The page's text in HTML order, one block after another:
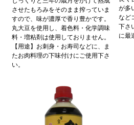
させたもろみをそのまま搾っていま
すので、味が濃厚で香り豊かです。
丸大豆を使用し、着色料・化学調味
料・増粘剤は使用しておりません。
【用途】お刺身・お寿司などに、ま
たお肉料理の下味付けにご使用下さ
い。
が多
など
下さ
に最